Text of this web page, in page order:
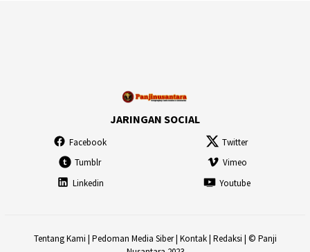
JARINGAN SOCIAL
Facebook
Twitter
Tumblr
Vimeo
Linkedin
Youtube
Tentang Kami | Pedoman Media Siber| Kontak| Redaksi | © Panji